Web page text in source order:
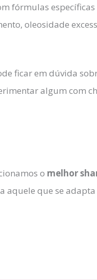
fórmulas
oleosidade
ficar em dúvida
algum com
o melhor
aquele que se